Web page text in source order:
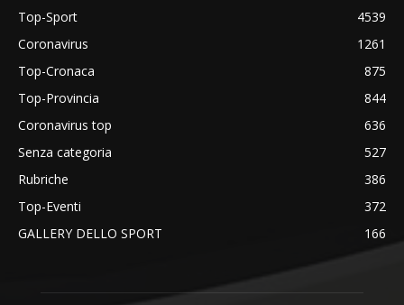
Top-Sport
4539
Coronavirus
1261
Top-Cronaca
875
Top-Provincia
844
Coronavirus top
636
Senza categoria
527
Rubriche
386
Top-Eventi
372
GALLERY DELLO SPORT
166